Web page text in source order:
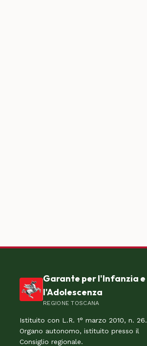
Garante per l'Infanzia e
l'Adolescenza
REGIONE TOSCANA
Istituito con L.R. 1° marzo 2010, n. 26.
Organo autonomo, istituito presso il
Consiglio regionale.